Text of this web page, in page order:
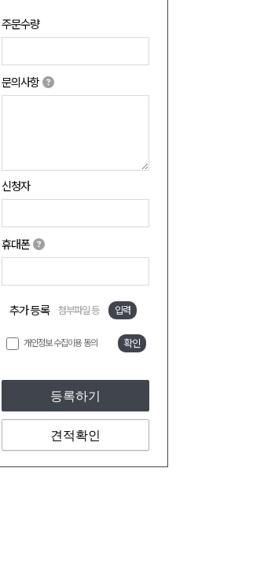
주문수량
문의사항
신청자
휴대폰
추가 등록 첨부파일 등 입력
개인정보 수집이용 동의 확인
등록하기
견적확인